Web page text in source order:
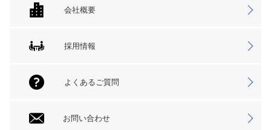
会社概要
採用情報
よくあるご質問
お問い合わせ